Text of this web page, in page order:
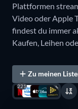
Plattformen
Video oder Apple
findest du immer
Kaufen, Leihen
Zu meinen
221